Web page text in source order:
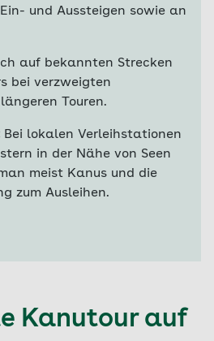
und Aussteigen sowie an
auf bekannten Strecken
bei verzweigten
Touren.
Bei lokalen Verleihstationen
in der Nähe von Seen
meist Kanus und die
zum Ausleihen.
Kanutour auf